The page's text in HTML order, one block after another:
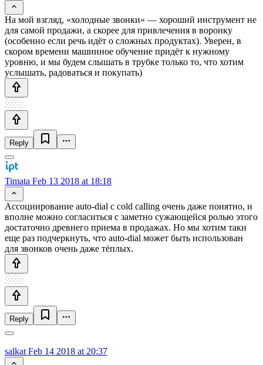
На мой взгляд, «холодные звонки» — хороший инструмент не
для самой продажи, а скорее для привлечения в воронку
(особенно если речь идёт о сложных продуктах). Уверен, в
скором времени машинное обучение придёт к нужному
уровню, и мы будем слышать в трубке только то, что хотим
услышать, радоваться и покупать)
Reply
Timata Feb 13 2018 at 18:18
Ассоциирование auto-dial с cold calling очень даже понятно, и
вполне можно согласиться с заметно сужающейся ролью этого
достаточно древнего приема в продажах. Но мы хотим таки
еще раз подчеркнуть, что auto-dial может быть использован
для звонков очень даже тёплых.
Reply
salkat Feb 14 2018 at 20:37